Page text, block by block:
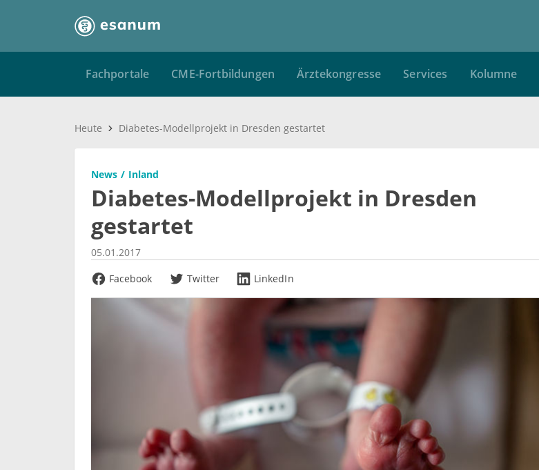
Fachportale CME-Fortbildungen Ärztekongresse Services Kolumne
Heute Diabetes-Modellprojekt in Dresden gestartet
News Inland
Diabetes-Modellprojekt in Dresden
gestartet
05.01.2017
Facebook
Twitter LinkedIn